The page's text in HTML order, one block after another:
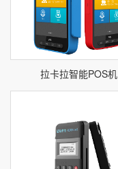
拉卡拉智能POS机